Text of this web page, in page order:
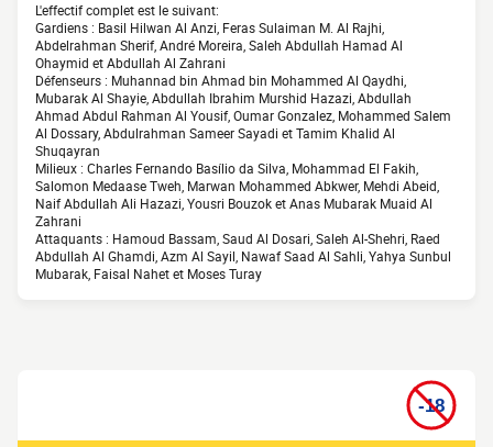
L'effectif complet est le suivant:
Gardiens : Basil Hilwan Al Anzi, Feras Sulaiman M. Al Rajhi,
Abdelrahman Sherif, André Moreira, Saleh Abdullah Hamad Al
Ohaymid et Abdullah Al Zahrani
Défenseurs : Muhannad bin Ahmad bin Mohammed Al Qaydhi,
Mubarak Al Shayie, Abdullah Ibrahim Murshid Hazazi, Abdullah
Ahmad Abdul Rahman Al Yousif, Oumar Gonzalez, Mohammed Salem
Al Dossary, Abdulrahman Sameer Sayadi et Tamim Khalid Al
Shuqayran
Milieux : Charles Fernando Basílio da Silva, Mohammad El Fakih,
Salomon Medaase Tweh, Marwan Mohammed Abkwer, Mehdi Abeid,
Naif Abdullah Ali Hazazi, Yousri Bouzok et Anas Mubarak Muaid Al
Zahrani
Attaquants : Hamoud Bassam, Saud Al Dosari, Saleh Al-Shehri, Raed
Abdullah Al Ghamdi, Azm Al Sayil, Nawaf Saad Al Sahli, Yahya Sunbul
Mubarak, Faisal Nahet et Moses Turay